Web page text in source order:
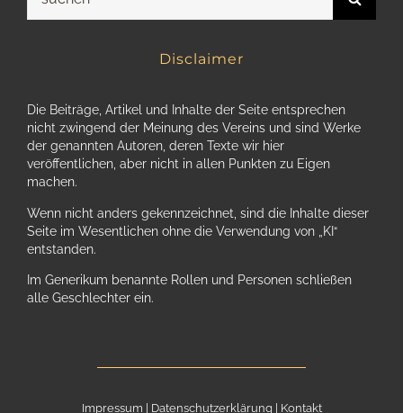
nach:
Disclaimer
Die Beiträge, Artikel und Inhalte der Seite entsprechen
nicht zwingend der Meinung des Vereins und sind Werke
der genannten Autoren, deren Texte wir hier
veröffentlichen, aber nicht in allen Punkten zu Eigen
machen.
Wenn nicht anders gekennzeichnet, sind die Inhalte dieser
Seite im Wesentlichen ohne die Verwendung von „KI“
entstanden.
Im Generikum benannte Rollen und Personen schließen
alle Geschlechter ein.
Impressum Datenschutzerklärung Kontakt